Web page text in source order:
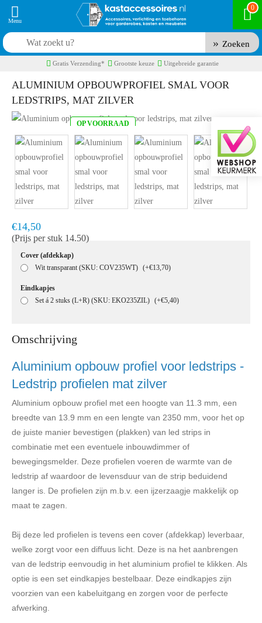
0
Zoeken
Gratis Verzending* Grootste keuze Uitgebreide garantie
ALUMINIUM OPBOUWPROFIEL SMAL VOOR
LEDSTRIPS, MAT ZILVER
OP VOORRAAD
Snel in huis, 1 á 2 werkdagen
€14,50
(Prijs per stuk 14.50)
Cover (afdekkap)
Wit transparant (SKU: COV235WT) (+€13,70)
Eindkapjes
Set á 2 stuks (L+R) (SKU: EKO235ZIL) (+€5,40)
Omschrijving
Aluminium opbouw profiel voor ledstrips -
Ledstrip profielen mat zilver
Aluminium opbouw profiel met een hoogte van 11.3 mm, een
breedte van 13.9 mm en een lengte van 2350 mm, voor het op
de juiste manier bevestigen (plakken) van led strips in
combinatie met een eventuele inbouwdimmer of
bewegingsmelder. Deze profielen voeren de warmte van de
ledstrip af waardoor de levensduur van de strip beduidend
langer is. De profielen zijn m.b.v. een ijzerzaagje makkelijk op
maat te zagen.
Bij deze led profielen is tevens een cover (afdekkap) leverbaar,
welke zorgt voor een diffuus licht. Deze is na het aanbrengen
van de ledstrip eenvoudig in het aluminium profiel te klikken. Als
optie is een set eindkapjes bestelbaar. Deze eindkapjes zijn
voorzien van een kabeluitgang en zorgen voor de perfecte
afwerking.